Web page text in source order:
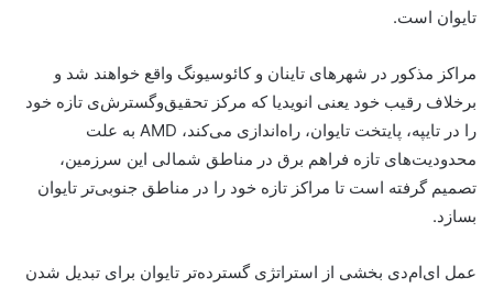
تایوان است.
مراکز مذکور در شهرهای تاینان و کائوسیونگ واقع خواهند شد و
برخلاف رقیب خود یعنی انویدیا که مرکز تحقیق‌و‌گسترش‌ی تازه خود
را در تایپه، پایتخت تایوان، راه‌اندازی می‌کند، AMD به علت
محدودیت‌های تازه فراهم برق در مناطق شمالی این سرزمین،
تصمیم گرفته است تا مراکز تازه خود را در مناطق جنوبی‌تر تایوان
بسازد.
عمل ای‌ام‌دی بخشی از استراتژی گسترده‌تر تایوان برای تبدیل شدن